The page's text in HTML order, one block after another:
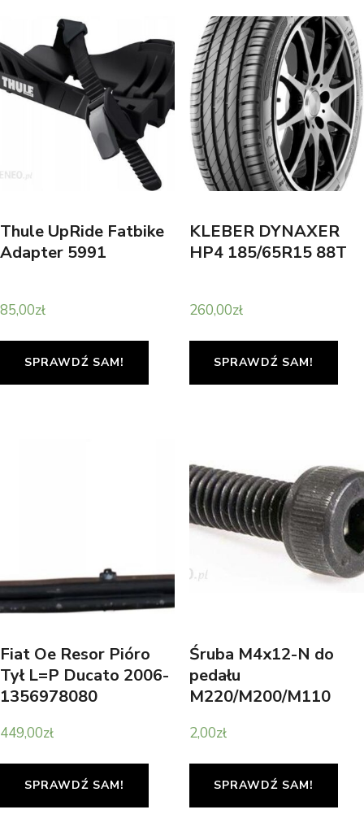
Thule UpRide Fatbike
Adapter 5991
85,00zł
SPRAWDŹ SAM!
KLEBER DYNAXER
HP4 185/65R15 88T
260,00zł
SPRAWDŹ SAM!
Fiat Oe Resor Pióro
Tył L=P Ducato 2006-
1356978080
449,00zł
SPRAWDŹ SAM!
Śruba M4x12-N do
pedału
M220/M200/M110
2,00zł
SPRAWDŹ SAM!